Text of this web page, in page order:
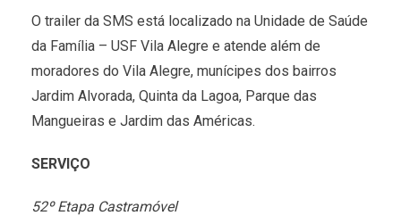
O trailer da SMS está localizado na Unidade de Saúde
da Família – USF Vila Alegre e atende além de
moradores do Vila Alegre, munícipes dos bairros
Jardim Alvorada, Quinta da Lagoa, Parque das
Mangueiras e Jardim das Américas.
SERVIÇO
52º Etapa Castramóvel